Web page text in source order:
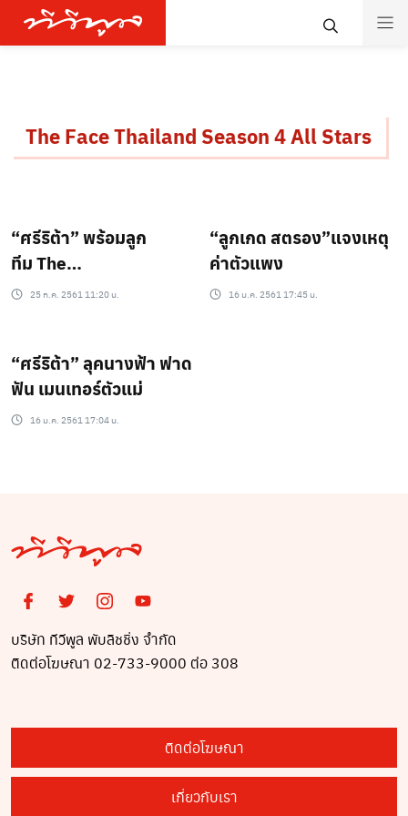
The Face Thailand Season 4 All Stars
“ศรีริต้า” พร้อมลูก
ทีม The
Face Thailand Season
25 ก.ค. 2561 11:20 น.
“ลูกเกด สตรอง”แจงเหตุ
ค่าตัวแพง
16 ม.ค. 2561 17:45 น.
“ศรีริต้า” ลุคนางฟ้า ฟาด
ฟัน เมนเทอร์ตัวแม่
16 ม.ค. 2561 17:04 น.
บริษัท ทีวีพูล พับลิชชิ่ง จำกัด
ติดต่อโฆษณา 02-733-9000 ต่อ 308
ติดต่อโฆษณา
เกี่ยวกับเรา